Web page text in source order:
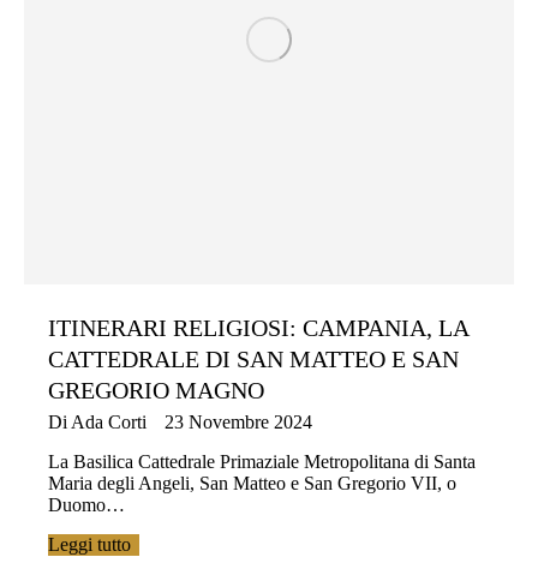
ITINERARI RELIGIOSI: CAMPANIA, LA
CATTEDRALE DI SAN MATTEO E SAN
GREGORIO MAGNO
Di Ada Corti
23 Novembre 2024
La Basilica Cattedrale Primaziale Metropolitana di Santa
Maria degli Angeli, San Matteo e San Gregorio VII, o
Duomo…
Leggi tutto